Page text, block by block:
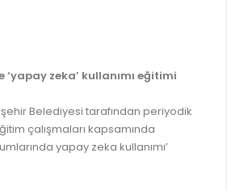
KARAR ÖZETLERİ
BEYANNAME
‘yapay zeka’ kullanımı eğitimi
Belediyesi tarafından periyodik
çalışmaları kapsamında
yapay zeka kullanımı’